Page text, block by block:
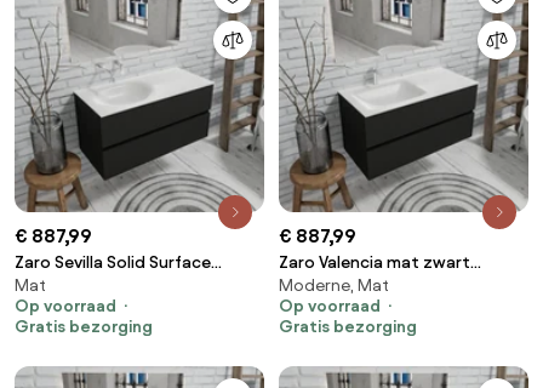
€ 887,99
Zaro Sevilla Solid Surface
badmeubel 100cm mat zwart
geen kraangat met 2 lades
spoelbak links
Mat
Op voorraad
Gratis bezorging
€ 887,99
Zaro Valencia mat zwart
badmeubel 100cm met Solid
Surface wastafel 1 kraangat
spoelbak links 2 lades
Moderne, Mat
Op voorraad
Gratis bezorging